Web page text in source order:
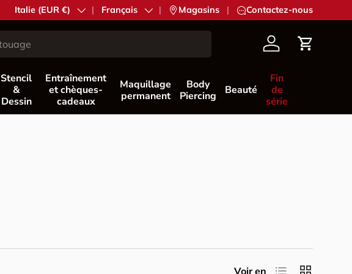
Pays
Italie (EUR €) LangueFrançais | Magasins | Contactez-nous
ComptePanier
Stencil
&
Dessin
Entraînement
et chèques-
cadeaux
Maquillage
permanent
Body
Piercing
Beauté
Fin
de
série
Voir en Liste Grille